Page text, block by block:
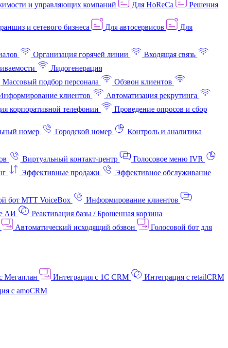
и управляющих компаний Для HoReCa
Решения
и сетевого бизнеса Для автосервисов
Для
Организация горячей линии
Входящая связь
Лидогенерация
Массовый подбор персонала
Обзвон клиентов
клиентов
Автоматизация рекрутинга
корпоративной телефонии
Проведение опросов и сбор
номер Городской номер
Контроль и аналитика
Виртуальный контакт‑центр
Голосовое меню IVR
Эффективные продажи
Эффективное обслуживание
бот МТТ VoiceBox
Информирование клиентов
АИ
Реактивация базы / Брошенная корзина
Автоматический исходящий обзвон
Голосовой бот для
Мегаплан Интеграция с 1C CRM
Интеграция с retailCRM
с amoCRM